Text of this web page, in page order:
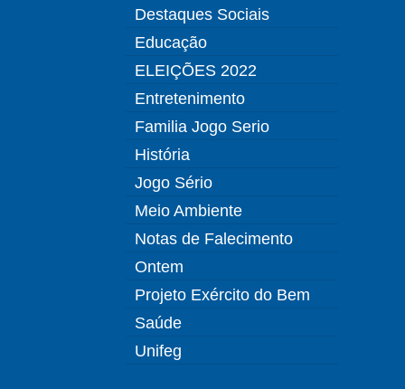
Destaques Sociais
Educação
ELEIÇÕES 2022
Entretenimento
Familia Jogo Serio
História
Jogo Sério
Meio Ambiente
Notas de Falecimento
Ontem
Projeto Exército do Bem
Saúde
Unifeg